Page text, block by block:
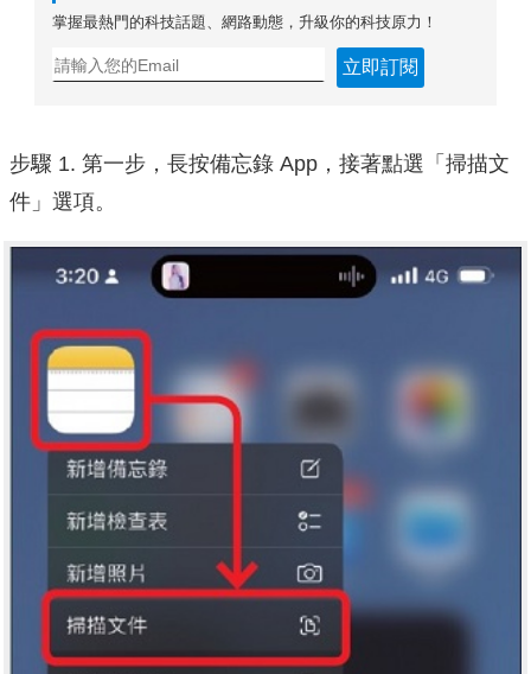
掌握最熱門的科技話題、網路動態，升級你的科技原力！
立即訂閱
步驟 1. 第一步，長按備忘錄 App，接著點選「掃描文
件」選項。